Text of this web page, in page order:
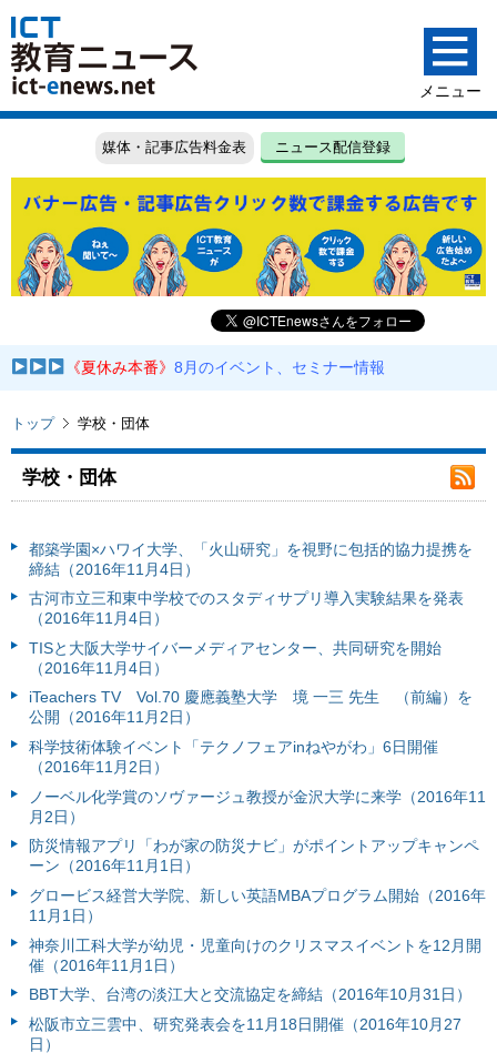
媒体・記事広告料金表 ニュース配信登録
《夏休み本番》8月のイベント、セミナー情報
トップ 学校・団体
学校・団体
都築学園×ハワイ大学、「火山研究」を視野に包括的協力提携を
締結（2016年11月4日）
古河市立三和東中学校でのスタディサプリ導入実験結果を発表
（2016年11月4日）
TISと大阪大学サイバーメディアセンター、共同研究を開始
（2016年11月4日）
iTeachers TV Vol.70 慶應義塾大学 境 一三 先生 （前編）を
公開（2016年11月2日）
科学技術体験イベント「テクノフェアinねやがわ」6日開催
（2016年11月2日）
ノーベル化学賞のソヴァージュ教授が金沢大学に来学（2016年11
月2日）
防災情報アプリ「わが家の防災ナビ」がポイントアップキャンペ
ーン（2016年11月1日）
グロービス経営大学院、新しい英語MBAプログラム開始（2016年
11月1日）
神奈川工科大学が幼児・児童向けのクリスマスイベントを12月開
催（2016年11月1日）
BBT大学、台湾の淡江大と交流協定を締結（2016年10月31日）
松阪市立三雲中、研究発表会を11月18日開催（2016年10月27
日）